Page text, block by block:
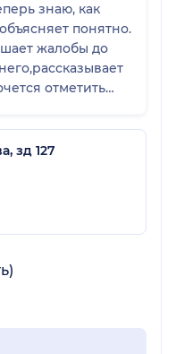
знаю, как
понятно.
жалобы до
простыми
Теперь
и смело
зд 127